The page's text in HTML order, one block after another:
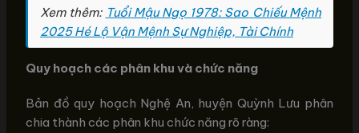
Xem thêm: Tuổi Mậu Ngọ 1978: Sao Chiếu Mệnh
2025 Hé Lộ Vận Mệnh Sự Nghiệp, Tài Chính
Quy hoạch các phân khu và chức năng
Bản đồ quy hoạch Nghệ An, huyện Quỳnh Lưu phân
chia thành các phân khu chức năng rõ ràng: